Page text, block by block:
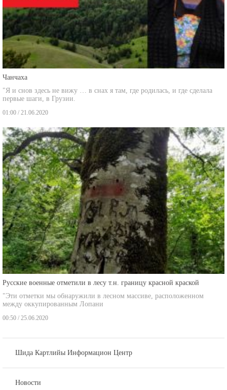
Чанчаха
"Я и снов здесь не вижу … в снах я там, где родилась, и где сделала
первые шаги, в Грузии.
01:00 / 21.06.2020
Русские военные отметили в лесу т.н. границу красной краской
"Эти отметки мы обнаружили в лесном массиве, расположенном
между оккупированным Лопани
00:50 / 25.06.2020
Шида Картлийы Информацион Центр
Новости